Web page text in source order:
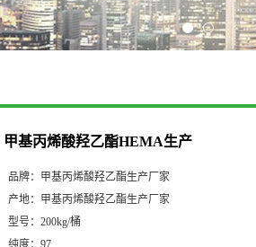
甲基丙烯酸羟乙酯HEMA生产
品牌： 甲基丙烯酸羟乙酯生产厂家
产地： 甲基丙烯酸羟乙酯生产厂家
型号： 200kg/桶
纯度： 97